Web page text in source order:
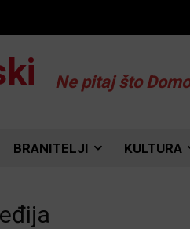
Ne pitaj što
BRANITELJI KULTURA